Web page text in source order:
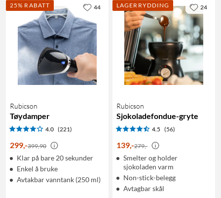
25% RABATT
Rubicson
Tøydamper
4.0 (221)
299,-399,90
Klar på bare 20 sekunder
Enkel å bruke
Avtakbar vanntank (250 ml)
44 LAGERRYDDING
Rubicson
Sjokoladefondue-gryte
4.5 (56)
139,-279,-
Smelter og holder
sjokoladen varm
Non-stick-belegg
Avtagbar skål
24